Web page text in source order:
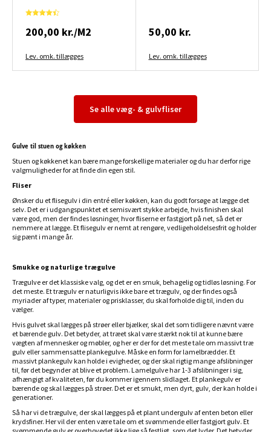
200,00 kr./M2
Lev. omk. tillægges
50,00 kr.
Lev. omk. tillægges
Se alle væg- & gulvfliser
Gulve til stuen og køkken
Stuen og køkkenet kan bære mange forskellige materialer og du har derfor rige
valgmuligheder for at finde din egen stil.
Fliser
Ønsker du et flisegulv i din entré eller køkken, kan du godt forsøge at lægge det
selv. Det er i udgangspunktet et semisvært stykke arbejde, hvis finishen skal
være god, men der findes løsninger, hvor fliserne er fastgjort på net, så det er
nemmere at lægge. Et flisegulv er nemt at rengøre, vedligeholdelsesfrit og holder
sig pænt i mange år.
Smukke og naturlige trægulve
Trægulve er det klassiske valg, og det er en smuk, behagelig og tidløs løsning. For
det meste. Et trægulv er naturligvis ikke bare et trægulv, og der findes også
myriader af typer, materialer og prisklasser, du skal forholde dig til, inden du
vælger.
Hvis gulvet skal lægges på strøer eller bjælker, skal det som tidligere nævnt være
et bærende gulv. Det betyder, at træet skal være stærkt nok til at kunne bære
vægten af mennesker og møbler, og her er der for det meste tale om massivt træ
gulv eller sammensatte plankegulve. Måske en form for lamelbrædder. Et
massivt plankegulv kan holde i evigheder, og der skal rigtig mange afslibninger
til, før det begynder at blive et problem. Lamelgulve har 1-3 afslibninger i sig,
afhængigt af kvaliteten, før du kommer igennem slidlaget. Et plankegulv er
bærende og skal lægges på strøer. Det er et smukt, men dyrt, gulv, der kan holde i
generationer.
Så har vi de trægulve, der skal lægges på et plant undergulv af enten beton eller
krydsfiner. Her vil der enten være tale om et svømmende eller fastgjort gulv. Et